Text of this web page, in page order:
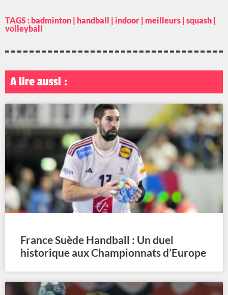
TAGS : badminton | handball | indoor | meilleurs | squash |
volleyball
A lire aussi :
France Suède Handball : Un duel
historique aux Championnats d’Europe